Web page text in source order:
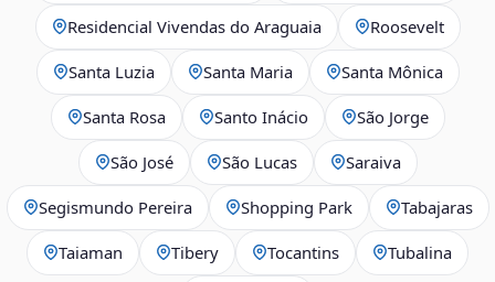
Residencial Vivendas do Araguaia Roosevelt
Santa Luzia Santa Maria Santa Mônica
Santa Rosa Santo Inácio São Jorge
São José São Lucas Saraiva
Segismundo Pereira Shopping Park Tabajaras
Taiaman Tibery Tocantins Tubalina